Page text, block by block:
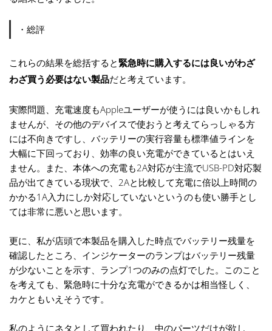
・総評
これらの結果を総括すると 緊急時に購入するには良いがわざ
わざ買う必要はない製品だと考えています。
実際問題、充電速度もAppleユーザーが使うには良いかもしれ
ませんが、その他のデバイスで使おうと考えてらっしゃる方
には不向きですし、バッテリーの実行容量も標準値ラインを
大幅に下回っており、効率の良い充電ができているとはいえ
ません。また、本体への充電も2A対応が主流でUSB-PD対応製
品が出てきている現状で、2Aと比較して充電に倍以上時間の
かかる1A入力にしか対応していないというのも使い勝手とし
ては非常に悪いと思います。
更に、私が店頭で本製品を購入した時点でバッテリー残量を
確認したところ、インジケーターのランプはバッテリー残量
が少ないことを示す、ランプ1つのみの点灯でした。このこと
を考えても、緊急時に十分な充電ができるかは相当怪しく、
カケともいえそうです。
私のようにネタとして買われたり、中のパーツだけが欲し